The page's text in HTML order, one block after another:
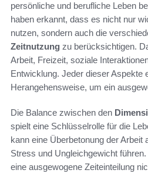
persönliche und berufliche Leben
haben erkannt, dass es nicht nur
nutzen, sondern auch die
Zeitnutzung zu berücksichtigen.
Arbeit, Freizeit, soziale
Entwicklung. Jeder dieser Aspekte
Herangehensweise, um ein
Die Balance zwischen den
spielt eine Schlüsselrolle für die
kann eine Überbetonung der Arbeit
Stress und Ungleichgewicht
eine ausgewogene Zeiteinteilung